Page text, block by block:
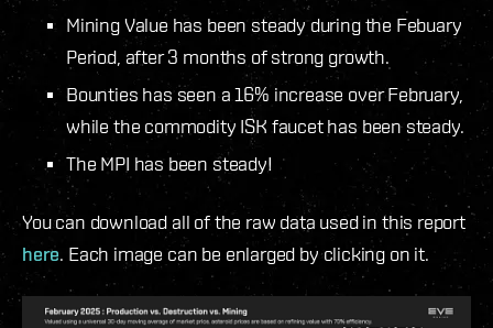
Mining Value has been steady during the Febuary
Period, after 3 months of strong growth.
Bounties has seen a 16% increase over February,
while the commodity ISK faucet has been steady.
The MPI has been steady!
You can download all of the raw data used in this report
here. Each image can be enlarged by clicking on it.